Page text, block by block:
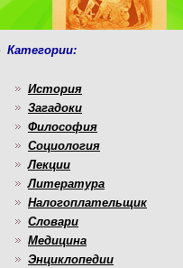
Категории:
История
Загадоки
Философия
Социология
Лекции
Литература
Налогоплательщик
Словари
Медицина
Энциклопедии